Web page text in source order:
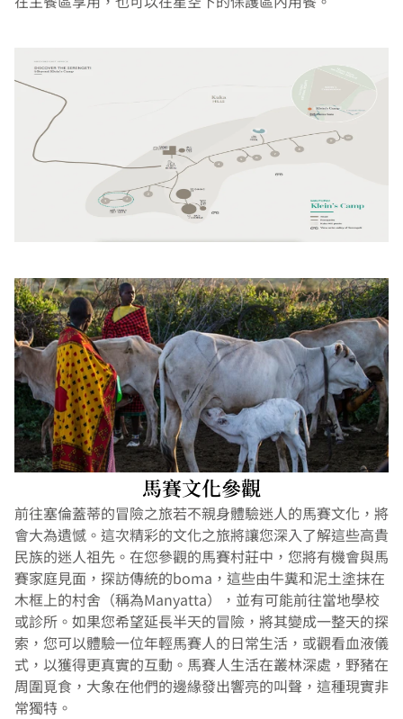
馬賽文化參觀
前往塞倫蓋蒂的冒險之旅若不親身體驗迷人的馬賽文化，將
會大為遺憾。這次精彩的文化之旅將讓您深入了解這些高貴
民族的迷人祖先。在您參觀的馬賽村莊中，您將有機會與馬
賽家庭見面，探訪傳統的boma，這些由牛糞和泥土塗抹在
木框上的村舍（稱為Manyatta），並有可能前往當地學校
或診所。如果您希望延長半天的冒險，將其變成一整天的探
索，您可以體驗一位年輕馬賽人的日常生活，或觀看血液儀
式，以獲得更真實的互動。馬賽人生活在叢林深處，野豬在
周圍覓食，大象在他們的邊緣發出響亮的叫聲，這種現實非
常獨特。